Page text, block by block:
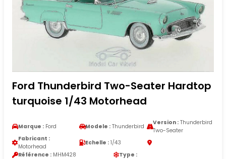
Ford Thunderbird Two-Seater Hardtop
turquoise 1/43 Motorhead
Marque : Ford Modele : Thunderbird
Version :Thunderbird
Two-Seater
Fabricant :
Motorhead
Echelle : 1/43
Référence : MHM428 Type :